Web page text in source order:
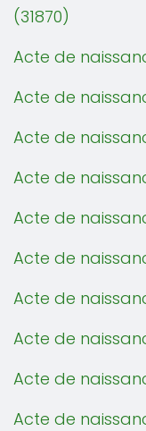
(31870)
Acte de
Acte de
Acte de
Acte de
Acte de
Acte de
Acte de
Acte de
Acte de
Acte de